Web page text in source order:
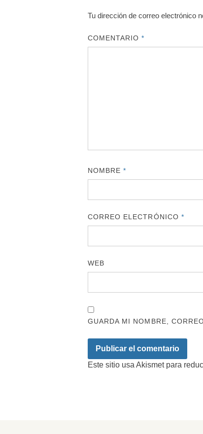
Tu dirección de correo electrónico
COMENTARIO*
NOMBRE*
CORREO ELECTRÓNICO *
WEB
GUARDA MI NOMBRE,
Este sitio usa Akismet para